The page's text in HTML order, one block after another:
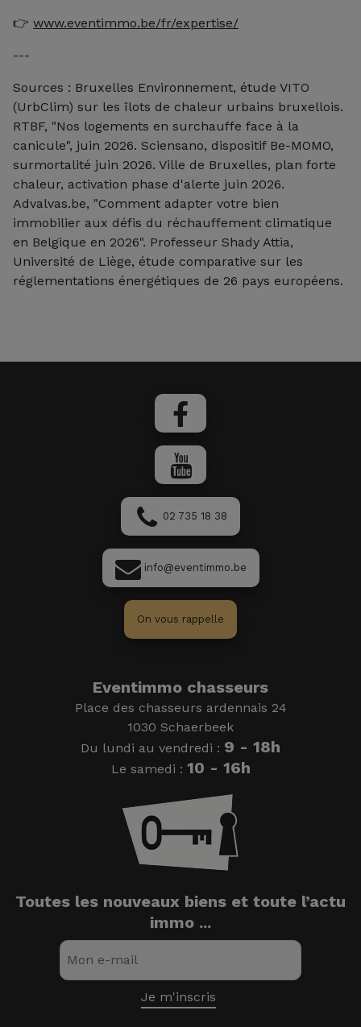
👉 www.eventimmo.be/fr/expertise/
---
Sources : Bruxelles Environnement, étude VITO
(UrbClim) sur les îlots de chaleur urbains bruxellois.
RTBF, "Nos logements en surchauffe face à la
canicule", juin 2026. Sciensano, dispositif Be-MOMO,
surmortalité juin 2026. Ville de Bruxelles, plan forte
chaleur, activation phase d'alerte juin 2026.
Advalvas.be, "Comment adapter votre bien
immobilier aux défis du réchauffement climatique
en Belgique en 2026". Professeur Shady Attia,
Université de Liège, étude comparative sur les
réglementations énergétiques de 26 pays européens.
02 735 18 38
info@eventimmo.be
On vous rappelle
Eventimmo chasseurs
Place des chasseurs ardennais 24
1030 Schaerbeek
Du lundi au vendredi : 9 - 18h
Le samedi : 10 - 16h
Toutes les nouveaux biens et toute l’actu
immo ...